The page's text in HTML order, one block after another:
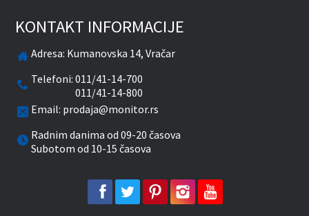
KONTAKT INFORMACIJE
Adresa: Kumanovska 14, Vračar
Telefoni:011/41-14-700
011/41-14-800
Email: prodaja@monitor.rs
Radnim danima od 09-20 časova
Subotom od 10-15 časova
facebooktwitter pinterestinstagramyoutube